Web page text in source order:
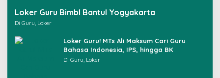
:Loker Guru Bimbl Bantul Yogyakarta
Di Guru, Loker
Loker Guru! MTs Ali Maksum Cari Guru
Bahasa Indonesia, IPS, hingga BK
Di Guru, Loker